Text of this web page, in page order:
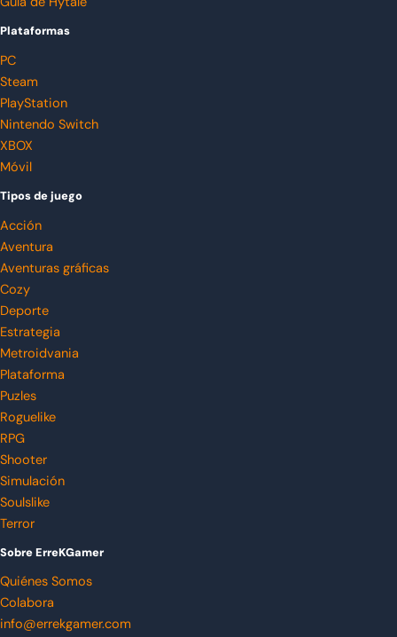
Plataformas
PC
Steam
PlayStation
Nintendo Switch
XBOX
Móvil
Tipos de juego
Acción
Aventura
Aventuras gráficas
Cozy
Deporte
Estrategia
Metroidvania
Plataforma
Puzles
Roguelike
RPG
Shooter
Simulación
Soulslike
Terror
Sobre ErreKGamer
Quiénes Somos
Colabora
info@errekgamer.com